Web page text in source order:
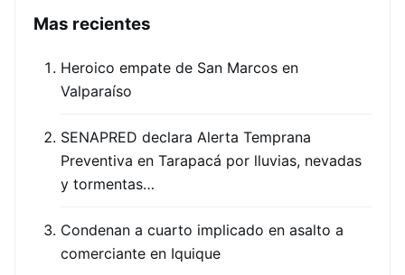
Mas recientes
Heroico empate de San Marcos en
Valparaíso
SENAPRED declara Alerta Temprana
Preventiva en Tarapacá por lluvias, nevadas
y tormentas…
Condenan a cuarto implicado en asalto a
comerciante en Iquique